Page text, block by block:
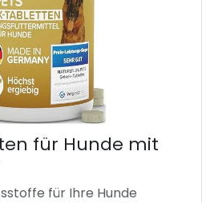
für Hunde mit
für Ihre Hunde